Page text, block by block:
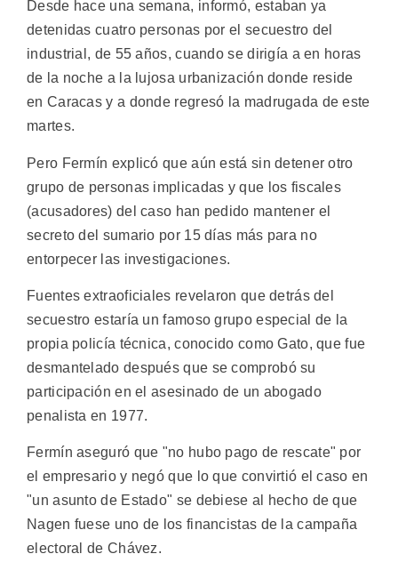
Desde hace una semana, informó, estaban ya
detenidas cuatro personas por el secuestro del
industrial, de 55 años, cuando se dirigía a en horas
de la noche a la lujosa urbanización donde reside
en Caracas y a donde regresó la madrugada de este
martes.
Pero Fermín explicó que aún está sin detener otro
grupo de personas implicadas y que los fiscales
(acusadores) del caso han pedido mantener el
secreto del sumario por 15 días más para no
entorpecer las investigaciones.
Fuentes extraoficiales revelaron que detrás del
secuestro estaría un famoso grupo especial de la
propia policía técnica, conocido como Gato, que fue
desmantelado después que se comprobó su
participación en el asesinado de un abogado
penalista en 1977.
Fermín aseguró que "no hubo pago de rescate" por
el empresario y negó que lo que convirtió el caso en
"un asunto de Estado" se debiese al hecho de que
Nagen fuese uno de los financistas de la campaña
electoral de Chávez.